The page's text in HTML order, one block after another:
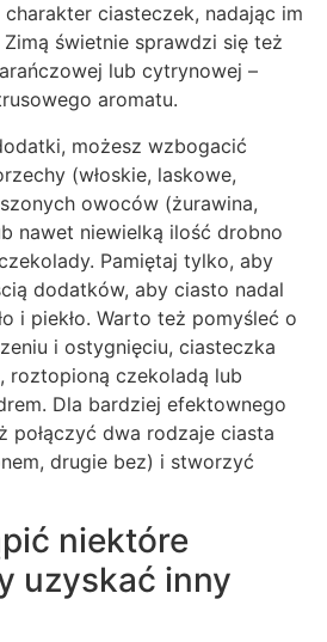
ciasteczek, nadając im
świetnie sprawdzi się też
lub cytrynowej –
aromatu.
możesz wzbogacić
(włoskie, laskowe,
owoców (żurawina,
nawet niewielką ilość drobno
Pamiętaj tylko, aby
dodatków, aby ciasto nadal
i piekło. Warto też pomyśleć o
i ostygnięciu, ciasteczka
roztopioną czekoladą lub
Dla bardziej efektownego
połączyć dwa rodzaje ciasta
drugie bez) i stworzyć
niektóre
uzyskać inny